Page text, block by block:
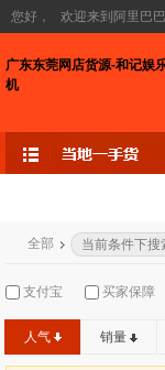
您好， 欢迎来到阿里巴巴
广东东莞网店货源-和记娱
机
全部
支付宝 买家保障
人气 销量